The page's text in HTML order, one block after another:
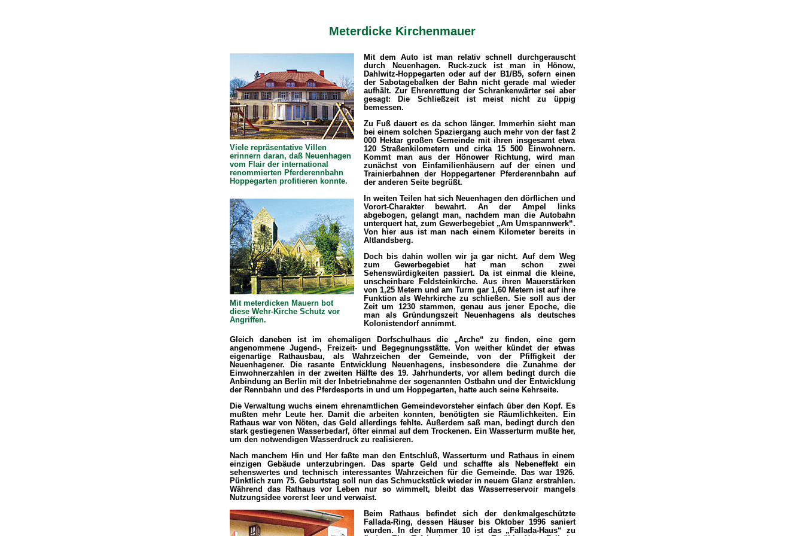
Meterdicke Kirchenmauer
Mit dem Auto ist man relativ schnell durchgerauscht
durch Neuenhagen. Ruck-zuck ist man in Hönow,
Dahlwitz-Hoppegarten oder auf der B1/B5, sofern einen
der Sabotagebalken der Bahn nicht gerade mal wieder
aufhält. Zur Ehrenrettung der Schrankenwärter sei aber
gesagt: Die Schließzeit ist meist nicht zu üppig
bemessen.
Zu Fuß dauert es da schon länger. Immerhin sieht man
bei einem solchen Spaziergang auch mehr von der fast 2
000 Hektar großen Gemeinde mit ihren insgesamt etwa
120 Straßenkilometern und cirka 15 500 Einwohnern.
Kommt man aus der Hönower Richtung, wird man
zunächst von Einfamilienhäusern auf der einen und
Trainierbahnen der Hoppegartener Pferderennbahn auf
der anderen Seite begrüßt.
In weiten Teilen hat sich Neuenhagen den dörflichen und
Vorort-Charakter bewahrt. An der Ampel links
abgebogen, gelangt man, nachdem man die Autobahn
unterquert hat, zum Gewerbegebiet „Am Umspannwerk“.
Von hier aus ist man nach einem Kilometer bereits in
Altlandsberg.
Doch bis dahin wollen wir ja gar nicht. Auf dem Weg
zum Gewerbegebiet hat man schon zwei
Sehenswürdigkeiten passiert. Da ist einmal die kleine,
unscheinbare Feldsteinkirche. Aus ihren Mauerstärken
von 1,25 Metern und am Turm gar 1,60 Metern ist auf ihre
Funktion als Wehrkirche zu schließen. Sie soll aus der
Zeit um 1230 stammen, genau aus jener Epoche, die
man als Gründungszeit Neuenhagens als deutsches
Kolonistendorf annimmt.
Viele repräsentative Villen
erinnern daran, daß Neuenhagen
vom Flair der international
renommierten Pferderennbahn
Hoppegarten profitieren konnte.
Mit meterdicken Mauern bot
diese Wehr-Kirche Schutz vor
Angriffen.
Gleich daneben ist im ehemaligen Dorfschulhaus die „Arche“ zu finden, eine gern
angenommene Jugend-, Freizeit- und Begegnungsstätte. Von weither kündet der etwas
eigenartige Rathausbau, als Wahrzeichen der Gemeinde, von der Pfiffigkeit der
Neuenhagener. Die rasante Entwicklung Neuenhagens, insbesondere die Zunahme der
Einwohnerzahlen in der zweiten Hälfte des 19. Jahrhunderts, vor allem bedingt durch die
Anbindung an Berlin mit der Inbetriebnahme der sogenannten Ostbahn und der Entwicklung
der Rennbahn und des Pferdesports in und um Hoppegarten, hatte auch seine Kehrseite.
Die Verwaltung wuchs einem ehrenamtlichen Gemeindevorsteher einfach über den Kopf. Es
mußten mehr Leute her. Damit die arbeiten konnten, benötigten sie Räumlichkeiten. Ein
Rathaus war von Nöten, das Geld allerdings fehlte. Außerdem saß man, bedingt durch den
stark gestiegenen Wasserbedarf, öfter einmal auf dem Trockenen. Ein Wasserturm mußte her,
um den notwendigen Wasserdruck zu realisieren.
Nach manchem Hin und Her faßte man den Entschluß, Wasserturm und Rathaus in einem
einzigen Gebäude unterzubringen. Das sparte Geld und schaffte als Nebeneffekt ein
sehenswertes und technisch interessantes Wahrzeichen für die Gemeinde. Das war 1926.
Pünktlich zum 75. Geburtstag soll nun das Schmuckstück wieder in neuem Glanz erstrahlen.
Während das Rathaus vor Leben nur so wimmelt, bleibt das Wasserreservoir mangels
Nutzungsidee vorerst leer und verwaist.
Beim Rathaus befindet sich der denkmalgeschützte
Fallada-Ring, dessen Häuser bis Oktober 1996 saniert
wurden. In der Nummer 10 ist das „Fallada-Haus“ zu